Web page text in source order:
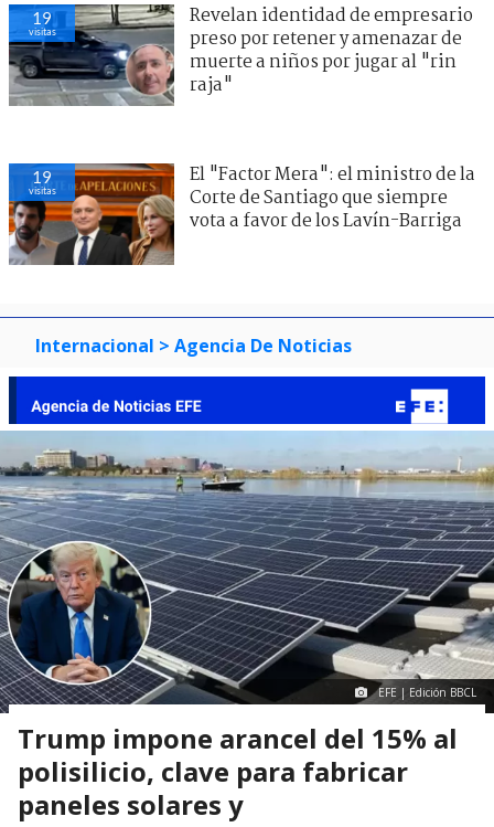
19
visitas
Revelan identidad de empresario
preso por retener y amenazar de
muerte a niños por jugar al "rin
raja"
19
visitas
El "Factor Mera": el ministro de la
Corte de Santiago que siempre
vota a favor de los Lavín-Barriga
Internacional > Agencia De Noticias
EFE | Edición BBCL
Trump impone arancel del 15% al
polisilicio, clave para fabricar
paneles solares y